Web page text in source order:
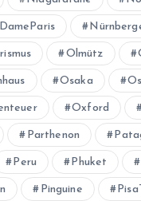
Olmütz
Osaka
Oxford
Parthenon
Peru Phuket
Pinguine